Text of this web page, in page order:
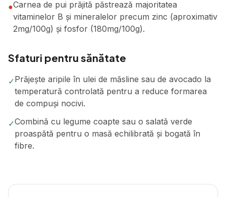
●Carnea de pui prăjită păstrează majoritatea
vitaminelor B și mineralelor precum zinc (aproximativ
2mg/100g) și fosfor (180mg/100g).
Sfaturi pentru sănătate
✓Prăjește aripile în ulei de măsline sau de avocado la
temperatură controlată pentru a reduce formarea
de compuși nocivi.
✓Combină cu legume coapte sau o salată verde
proaspătă pentru o masă echilibrată și bogată în
fibre.